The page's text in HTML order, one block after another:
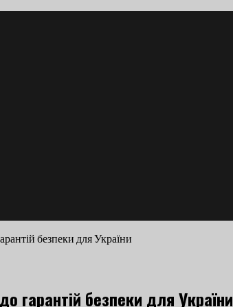
безпеки для України
гарантій безпеки для України